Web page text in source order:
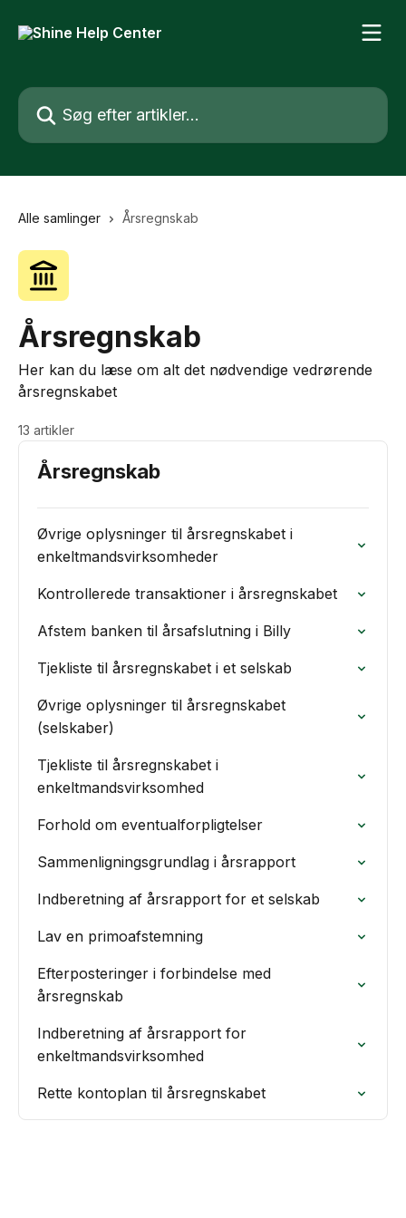
Søg efter artikler...
Alle samlinger Årsregnskab
Årsregnskab
Her kan du læse om alt det nødvendige vedrørende
årsregnskabet
13 artikler
Årsregnskab
Øvrige oplysninger til årsregnskabet i
enkeltmandsvirksomheder
Kontrollerede transaktioner i årsregnskabet
Afstem banken til årsafslutning i Billy
Tjekliste til årsregnskabet i et selskab
Øvrige oplysninger til årsregnskabet
(selskaber)
Tjekliste til årsregnskabet i
enkeltmandsvirksomhed
Forhold om eventualforpligtelser
Sammenligningsgrundlag i årsrapport
Indberetning af årsrapport for et selskab
Lav en primoafstemning
Efterposteringer i forbindelse med
årsregnskab
Indberetning af årsrapport for
enkeltmandsvirksomhed
Rette kontoplan til årsregnskabet